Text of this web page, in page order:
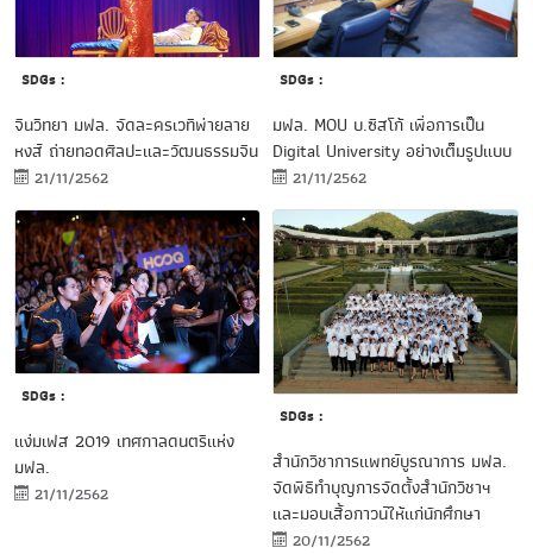
SDGs :
จีนวิทยา มฟล. จัดละครเวทีพ่ายลาย
หงส์ ถ่ายทอดศิลปะและวัฒนธรรมจีน
21/11/2562
SDGs :
มฟล. MOU บ.ซิสโก้ เพื่อการเป็น
Digital University อย่างเต็มรูปแบบ
21/11/2562
SDGs :
แง่มเฟส 2019 เทศกาลดนตรีแห่ง
มฟล.
21/11/2562
SDGs :
สำนักวิชาการแพทย์บูรณาการ มฟล.
จัดพิธีทำบุญการจัดตั้งสำนักวิชาฯ
และมอบเสื้อกาวน์ให้แก่นักศึกษา
20/11/2562